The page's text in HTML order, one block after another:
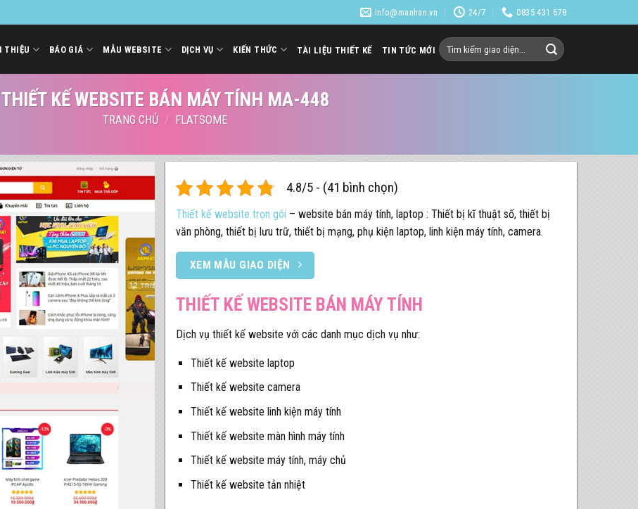
info@manhan.vn 24/7 0835 431 678
THIỆU BÁO GIÁ MẪU WEBSITE DỊCH VỤ KIẾN THỨC TÀI LIỆU THIẾT KẾ TIN TỨC MỚI Tìm
THIẾT KẾ WEBSITE BÁN MÁY TÍNH MA-448
TRANG CHỦ / FLATSOME
4.8/5 - (41 bình chọn)
Thiết kế website trọn gói – website bán máy tính, laptop : Thiết bị kĩ thuật số, thiết bị
văn phòng, thiết bị lưu trữ, thiết bị mạng, phụ kiện laptop, linh kiện máy tính, camera.
XEM MẪU GIAO DIỆN
THIẾT KẾ WEBSITE BÁN MÁY TÍNH
Dịch vụ thiết kế website với các danh mục dịch vụ như:
Thiết kế website laptop
Thiết kế website camera
Thiết kế website linh kiện máy tính
Thiết kế website màn hình máy tính
Thiết kế website máy tính, máy chủ
Thiết kế website tản nhiệt